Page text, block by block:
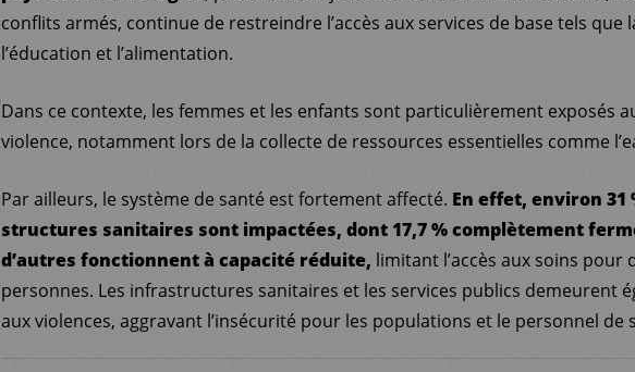
conflits armés, continue de restreindre l’accès aux services de base tels que
l’éducation et l’alimentation.
Dans ce contexte, les femmes et les enfants sont particulièrement exposés
violence, notamment lors de la collecte de ressources essentielles comme
Par ailleurs, le système de santé est fortement affecté. En effet, environ 31
structures sanitaires sont impactées, dont 17,7 % complètement
d’autres fonctionnent à capacité réduite, limitant l’accès aux soins pour
personnes. Les infrastructures sanitaires et les services publics demeurent
aux violences, aggravant l’insécurité pour les populations et le personnel de